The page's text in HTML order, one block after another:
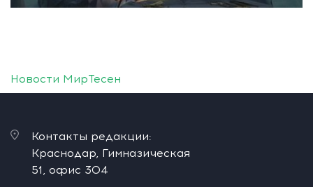
Новости МирТесен
Контакты редакции:
Краснодар, Гимназическая
51, офис 304